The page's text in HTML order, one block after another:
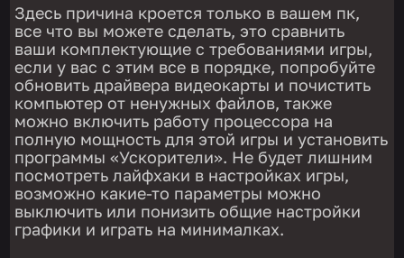
Здесь причина кроется только в вашем пк,
все что вы можете сделать, это сравнить
ваши комплектующие с требованиями игры,
если у вас с этим все в порядке, попробуйте
обновить драйвера видеокарты и почистить
компьютер от ненужных файлов, также
можно включить работу процессора на
полную мощность для этой игры и установить
программы «Ускорители». Не будет лишним
посмотреть лайфхаки в настройках игры,
возможно какие-то параметры можно
выключить или понизить общие настройки
графики и играть на минималках.